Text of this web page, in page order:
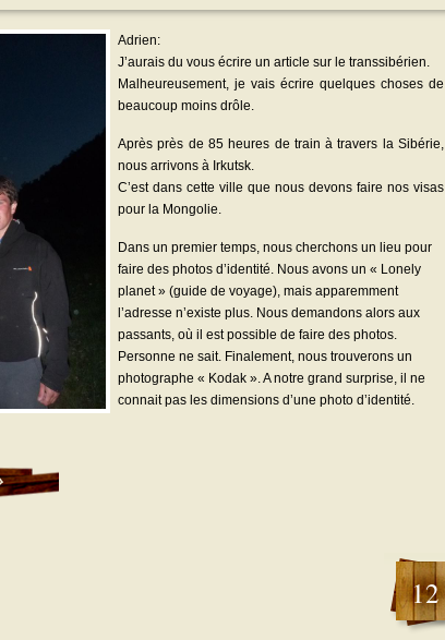
Adrien:
J’aurais du vous écrire un article sur le transsibérien.
Malheureusement, je vais écrire quelques choses de
beaucoup moins drôle.
Après près de 85 heures de train à travers la Sibérie,
nous arrivons à Irkutsk.
C’est dans cette ville que nous devons faire nos visas
pour la Mongolie.
Dans un premier temps, nous cherchons un lieu pour
faire des photos d’identité. Nous avons un « Lonely
planet » (guide de voyage), mais apparemment
l’adresse n’existe plus. Nous demandons alors aux
passants, où il est possible de faire des photos.
Personne ne sait. Finalement, nous trouverons un
photographe « Kodak ». A notre grand surprise, il ne
connait pas les dimensions d’une photo d’identité.
12